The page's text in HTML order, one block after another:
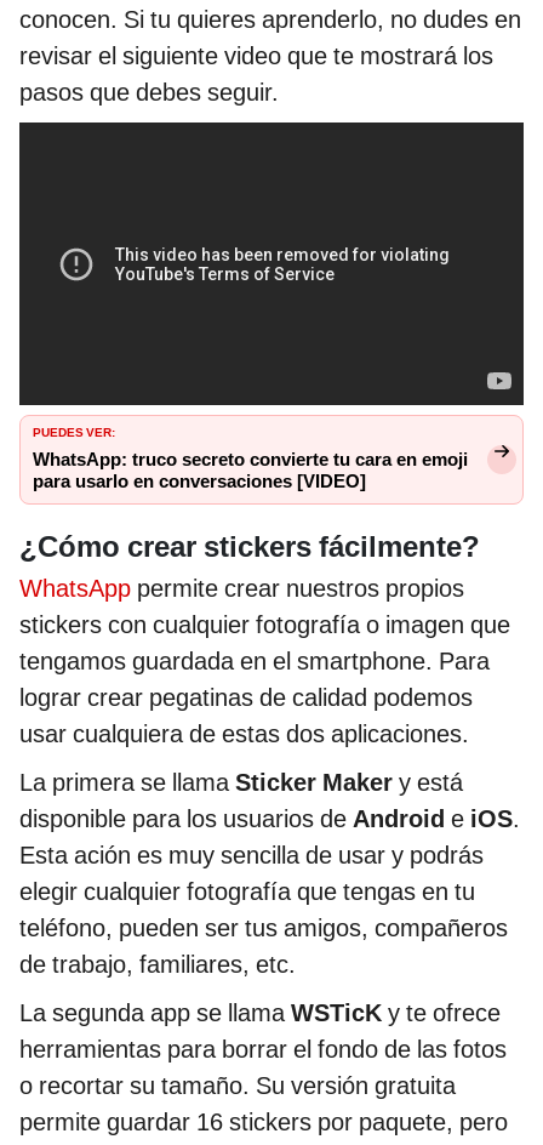
conocen. Si tu quieres aprenderlo, no dudes en
revisar el siguiente video que te mostrará los
pasos que debes seguir.
PUEDES VER:
WhatsApp: truco secreto convierte tu cara en emoji
para usarlo en conversaciones [VIDEO]
¿Cómo crear stickers fácilmente?
WhatsApp permite crear nuestros propios
stickers con cualquier fotografía o imagen que
tengamos guardada en el smartphone. Para
lograr crear pegatinas de calidad podemos
usar cualquiera de estas dos aplicaciones.
La primera se llamaSticker Maker y está
disponible para los usuarios de Android e iOS.
Esta ación es muy sencilla de usar y podrás
elegir cualquier fotografía que tengas en tu
teléfono, pueden ser tus amigos, compañeros
de trabajo, familiares, etc.
La segunda app se llamaWSTicK y te ofrece
herramientas para borrar el fondo de las fotos
o recortar su tamaño. Su versión gratuita
permite guardar 16 stickers por paquete, pero